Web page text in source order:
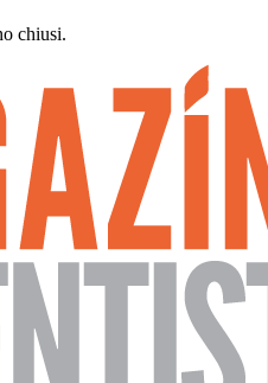
chiusi.